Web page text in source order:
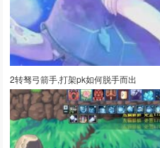
2转驽弓箭手,打架pk如何脱手而出